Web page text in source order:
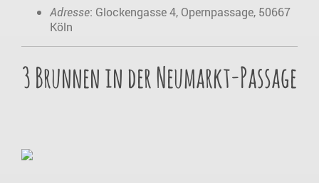
Adresse: Glockengasse 4, Opernpassage, 50667
Köln
3 Brunnen in der Neumarkt-Passage